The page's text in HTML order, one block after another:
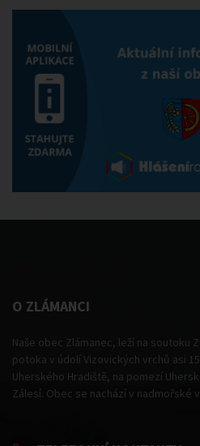
O ZLÁMANCI
Naše obec Zlámanec, leží na soutoku
potoka v údolí Vizovických vrchů asi
Uherského Hradiště, na pomezí
Zálesí. Obec se nachází v nadmořské